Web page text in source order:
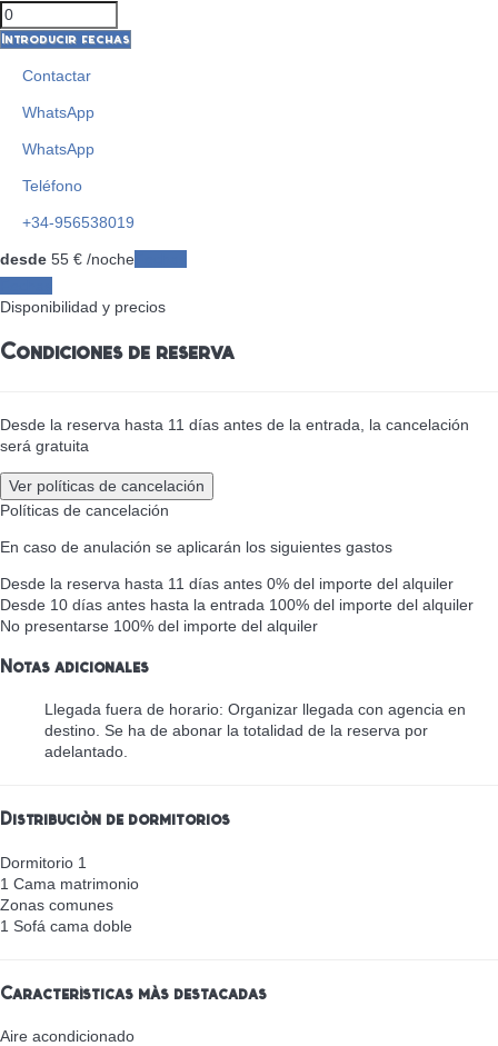
Introducir fechas
Contactar
WhatsApp
WhatsApp
Teléfono
+34-956538019
desde 55 € /noche
Disponibilidad y precios
Condiciones de reserva
Desde la reserva hasta 11 días antes de la entrada, la cancelación
será gratuita
Ver políticas de cancelación
Políticas de cancelación
En caso de anulación se aplicarán los siguientes gastos
Desde la reserva hasta 11 días antes 0% del importe del alquiler
Desde 10 días antes hasta la entrada 100% del importe del alquiler
No presentarse 100% del importe del alquiler
Notas adicionales
Llegada fuera de horario: Organizar llegada con agencia en
destino. Se ha de abonar la totalidad de la reserva por
adelantado.
Distribución de dormitorios
Dormitorio 1
1 Cama matrimonio
Zonas comunes
1 Sofá cama doble
Características más destacadas
Aire acondicionado